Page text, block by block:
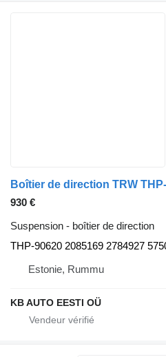
930 €
Suspension - boîtier de direction
THP-90620 2085169 2784927
Estonie, Rummu
KB AUTO EESTI OÜ